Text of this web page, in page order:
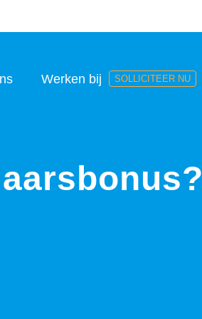
Werken bij SOLLICITEER NU